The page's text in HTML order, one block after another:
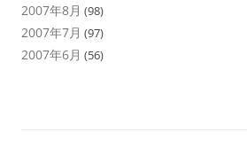
2007年8月 (98)
2007年7月 (97)
2007年6月 (56)